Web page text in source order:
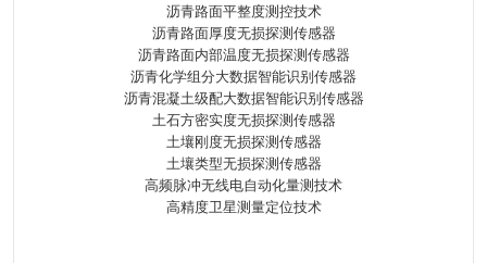
沥青路面平整度测控技术
沥青路面厚度无损探测传感器
沥青路面内部温度无损探测传感器
沥青化学组分大数据智能识别传感器
沥青混凝土级配大数据智能识别传感器
土石方密实度无损探测传感器
土壤刚度无损探测传感器
土壤类型无损探测传感器
高频脉冲无线电自动化量测技术
高精度卫星测量定位技术